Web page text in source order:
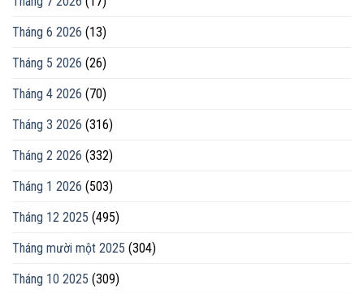
Tháng 6 2026 (13)
Tháng 5 2026 (26)
Tháng 4 2026 (70)
Tháng 3 2026 (316)
Tháng 2 2026 (332)
Tháng 1 2026 (503)
Tháng 12 2025 (495)
Tháng mười một 2025 (304)
Tháng 10 2025 (309)